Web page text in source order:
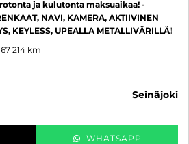
ja kulutonta maksuaikaa! -
NAVI, KAMERA, AKTIIVINEN
KEYLESS, UPEALLA METALLIVÄRILLÄ!
214 km
seinäjoki
WHATSAPP